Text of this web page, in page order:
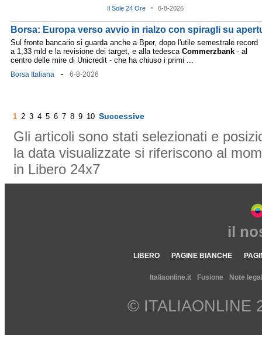
Il Sole 24 Ore - 6-8-2026
Borsa: Europa verso avvio in rialzo con spiragli su
Sul fronte bancario si guarda anche a Bper, dopo l'utile semestrale record
a 1,33 mld e la revisione dei target, e alla tedesca Commerzbank - al
centro delle mire di Unicredit - che ha chiuso i primi ...
Borsa Italiana - 6-8-2026
1 2 3 4 5 6 7 8 9 10 Successive
Gli articoli sono stati selezionati e
la data visualizzate si riferiscono al
in Libero 24x7
il
LIBERO PAGINE BIANCHE
Italiaonline.it Fusione Note
© ITALIAONLINE